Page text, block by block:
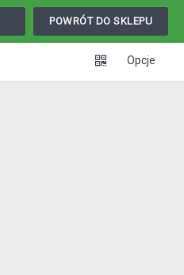
POWRÓT DO SKLEPU
Opcje